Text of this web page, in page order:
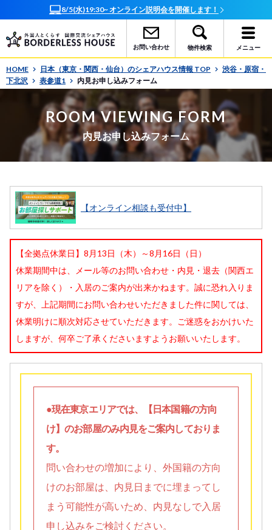
8/5(水)19:30~ オンライン説明会を開催します！
お問い合わせ 物件検索 メニュー
HOME 日本（東京・関西・仙台）のシェアハウス情報 TOP
渋谷・原宿・
下北沢
表参道1 内見お申し込みフォーム
ROOM VIEWING FORM
内見お申し込みフォーム
【オンライン相談も受付中】
【全拠点休業日】8月13日（木）～8月16日（日）
休業期間中は、メール等のお問い合わせ・内見・退去（関西エ
リアを除く）・入居のご案内が出来かねます。誠に恐れ入りま
すが、上記期間にお問い合わせいただきました件に関しては、
休業明けに順次対応させていただきます。ご迷惑をおかけいた
しますが、何卒ご了承くださいますようお願いいたします。
●現在東京エリアでは、【日本国籍の方向
け】のお部屋のみ内見をご案内しておりま
す。
問い合わせの増加により、外国籍の方向
けのお部屋は、内見日までに埋まってし
まう可能性が高いため、内見なしで入居
申し込みをご検討ください。